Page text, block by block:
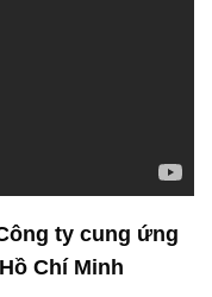
ty cung ứng
Chí Minh